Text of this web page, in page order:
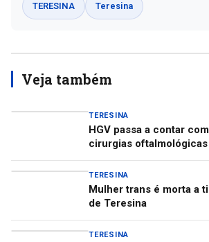
TERESINA Teresina
Veja também
TERESINA
HGV passa a contar
cirurgias oftalmológicas
TERESINA
Mulher trans é morta a
de Teresina
TERESINA